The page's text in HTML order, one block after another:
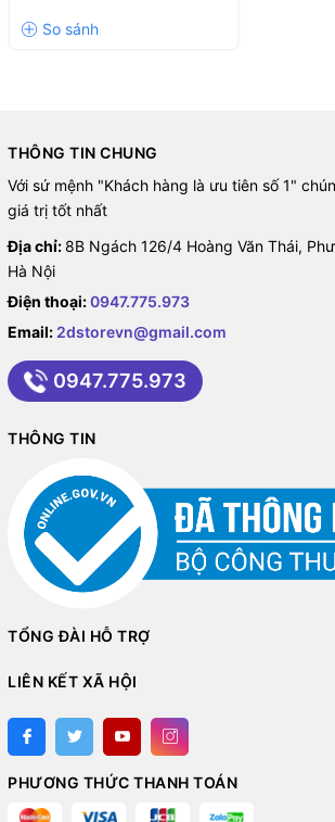
THÔNG TIN CHUNG
Với sứ mệnh "Khách hàng là ưu tiên số 1"
giá trị tốt nhất
Địa chỉ: 8B Ngách 126/4 Hoàng Văn Thái,
Hà Nội
Điện thoại:0947.775.973
Email: 2dstorevn@gmail.com
0947.775.973
THÔNG TIN
TỔNG ĐÀI HỖ TRỢ
LIÊN KẾT XÃ HỘI
PHƯƠNG THỨC THANH TOÁN